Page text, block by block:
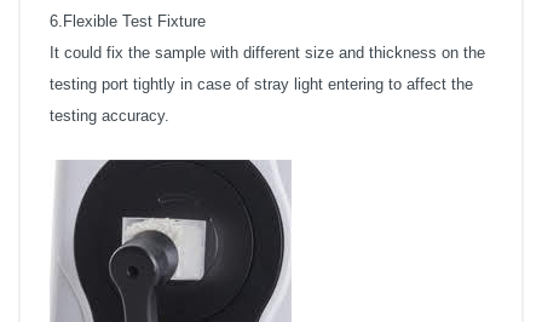
6.Flexible Test Fixture
It could fix the sample with different size and thickness on the
testing port tightly in case of stray light entering to affect the
testing accuracy.